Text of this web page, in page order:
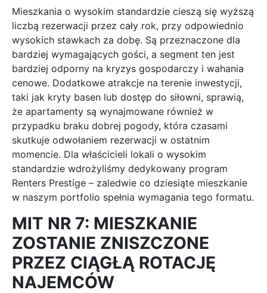
Mieszkania o wysokim standardzie cieszą się wyższą
liczbą rezerwacji przez cały rok, przy odpowiednio
wysokich stawkach za dobę. Są przeznaczone dla
bardziej wymagających gości, a segment ten jest
bardziej odporny na kryzys gospodarczy i wahania
cenowe. Dodatkowe atrakcje na terenie inwestycji,
taki jak kryty basen lub dostęp do siłowni, sprawią,
że apartamenty są wynajmowane również w
przypadku braku dobrej pogody, która czasami
skutkuje odwołaniem rezerwacji w ostatnim
momencie. Dla właścicieli lokali o wysokim
standardzie wdrożyliśmy dedykowany program
Renters Prestige – zaledwie co dziesiąte mieszkanie
w naszym portfolio spełnia wymagania tego formatu.
MIT NR 7: MIESZKANIE
ZOSTANIE ZNISZCZONE
PRZEZ CIĄGŁĄ ROTACJĘ
NAJEMCÓW